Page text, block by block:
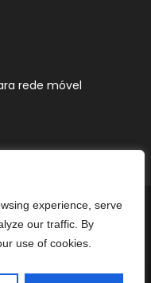
experience, serve
our traffic. By
use of cookies.
rede móvel
Todos os
por